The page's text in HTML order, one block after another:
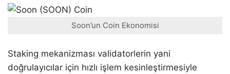
Soon’un Coin Ekonomisi
Staking mekanizması validatorlerin yani
doğrulayıcılar için hızlı işlem kesinleştirmesiyle